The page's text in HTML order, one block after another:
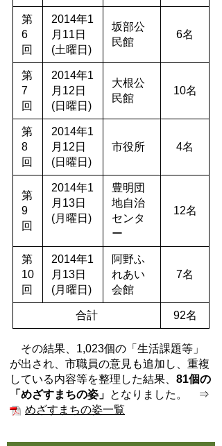
第
6
回
2014年1
月11日
(土曜日)
坂部公
民館
6名
第
7
回
2014年1
月12日
(日曜日)
大根公
民館
10名
第
8
回
2014年1
月12日
(日曜日)
市役所 4名
第
9
回
2014年1
月13日
(月曜日)
豊明団
地自治
センタ
ー
12名
第
10
回
2014年1
月13日
(月曜日)
阿野ふ
れあい
会館
7名
合計 92名
その結果、1,023個の「生活課題等」
が出され、市職員の意見も追加し、重複
している内容等を整理した結果、 81個の
「めざすまちの姿」 となりました。 ⇒
めざすまちの姿一覧